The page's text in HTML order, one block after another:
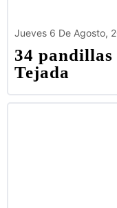
Jueves 6 De Agosto,
34 pandillas
Tejada